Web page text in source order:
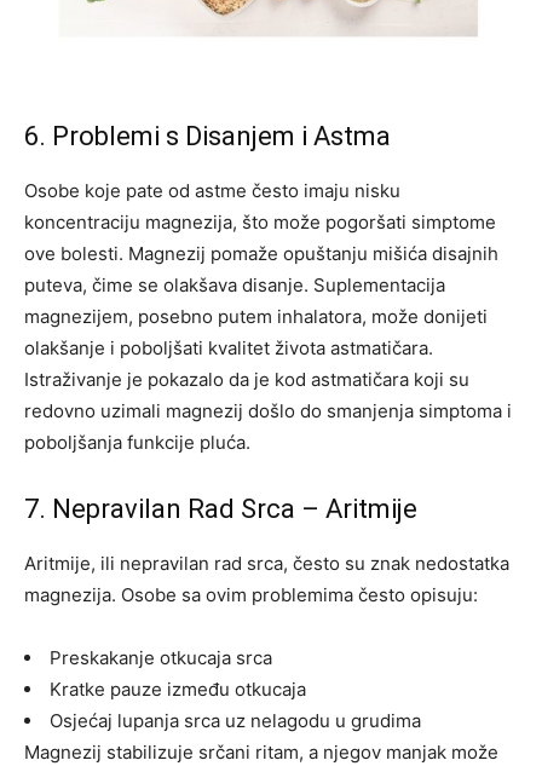
6. Problemi s Disanjem i Astma
Osobe koje pate od astme često imaju nisku
koncentraciju magnezija, što može pogoršati simptome
ove bolesti. Magnezij pomaže opuštanju mišića disajnih
puteva, čime se olakšava disanje. Suplementacija
magnezijem, posebno putem inhalatora, može donijeti
olakšanje i poboljšati kvalitet života astmatičara.
Istraživanje je pokazalo da je kod astmatičara koji su
redovno uzimali magnezij došlo do smanjenja simptoma i
poboljšanja funkcije pluća.
7. Nepravilan Rad Srca – Aritmije
Aritmije, ili nepravilan rad srca, često su znak nedostatka
magnezija. Osobe sa ovim problemima često opisuju:
Preskakanje otkucaja srca
Kratke pauze između otkucaja
Osjećaj lupanja srca uz nelagodu u grudima
Magnezij stabilizuje srčani ritam, a njegov manjak može